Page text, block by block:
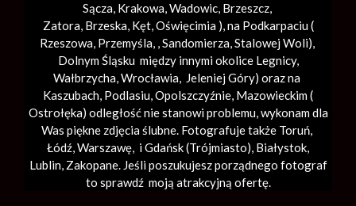
Sącza, Krakowa,Wadowic, Brzeszcz,
Zatora, Brzeska, Kęt,Oświęcimia), na Podkarpaciu (
Rzeszowa, Przemyśla, ,Sandomierza,Stalowej Woli),
Dolnym Śląsku między innymi okolice Legnicy,
Wałbrzycha,Wrocławia, Jeleniej Góry) oraz na
Kaszubach, Podlasiu, Opolszczyźnie, Mazowieckim (
Ostrołęka) odległość nie stanowi problemu, wykonam dla
Was piękne zdjęcia ślubne. Fotografuje także Toruń,
Łódź,Warszawę, i Gdańsk (Trójmiasto), Białystok,
Lublin, Zakopane. Jeśli poszukujesz porządnego fotograf
to sprawdź moją atrakcyjną ofertę.